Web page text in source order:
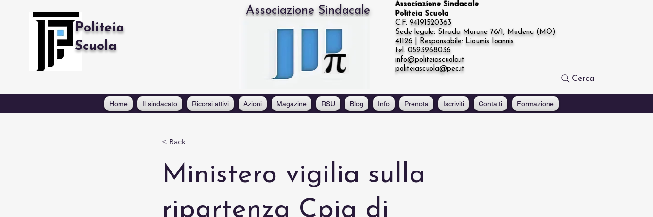
Politeia
Scuola
Associazione Sindacale
Cerca
Associazione Sindacale
Politeia Scuola
C.F. 94191520363
Sede legale: Strada Morane 76/1, Modena (MO)
41126 | Responsabile: Lioumis Ioannis
tel. 0593968036
info@politeiascuola.it
politeiascuola@pec.it
Home Il sindacato Ricorsi attivi Azioni Magazine RSU Blog Info Prenota Iscriviti Contatti Formazione
< Back
Ministero vigilia sulla
ripartenza Cpia di